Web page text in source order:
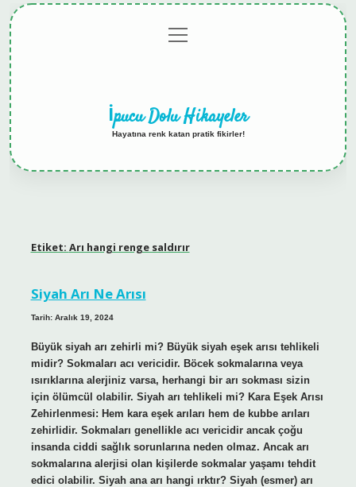
menüyü
aç
İpucu Dolu Hikayeler
Hayatına renk katan pratik fikirler!
Etiket: Arı hangi renge saldırır
Siyah Arı Ne Arısı
Tarih: Aralık 19, 2024
Büyük siyah arı zehirli mi? Büyük siyah eşek arısı tehlikeli
midir? Sokmaları acı vericidir. Böcek sokmalarına veya
ısırıklarına alerjiniz varsa, herhangi bir arı sokması sizin
için ölümcül olabilir. Siyah arı tehlikeli mi? Kara Eşek Arısı
Zehirlenmesi: Hem kara eşek arıları hem de kubbe arıları
zehirlidir. Sokmaları genellikle acı vericidir ancak çoğu
insanda ciddi sağlık sorunlarına neden olmaz. Ancak arı
sokmalarına alerjisi olan kişilerde sokmalar yaşamı tehdit
edici olabilir. Siyah ana arı hangi ırktır? Siyah (esmer) arı